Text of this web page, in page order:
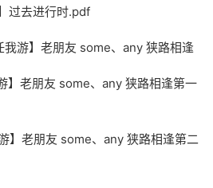
过去进行时.pdf
我游】老朋友 some、any 狭路相逢
】老朋友 some、any 狭路相逢第一
】老朋友 some、any 狭路相逢第二